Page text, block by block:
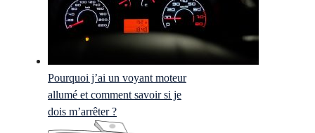
Pourquoi j’ai un voyant moteur
allumé et comment savoir si je
dois m’arrêter ?